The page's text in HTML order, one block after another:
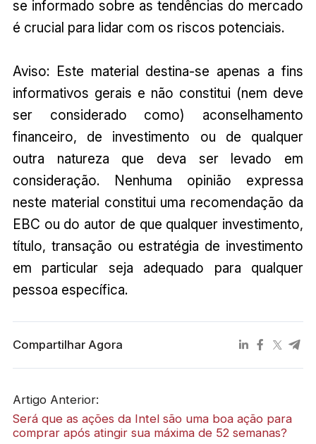
se informado sobre as tendências do mercado
é crucial para lidar com os riscos potenciais.
Aviso: Este material destina-se apenas a fins
informativos gerais e não constitui (nem deve
ser considerado como) aconselhamento
financeiro, de investimento ou de qualquer
outra natureza que deva ser levado em
consideração. Nenhuma opinião expressa
neste material constitui uma recomendação da
EBC ou do autor de que qualquer investimento,
título, transação ou estratégia de investimento
em particular seja adequado para qualquer
pessoa específica.
Compartilhar Agora
Artigo Anterior:
Será que as ações da Intel são uma boa ação para
comprar após atingir sua máxima de 52 semanas?